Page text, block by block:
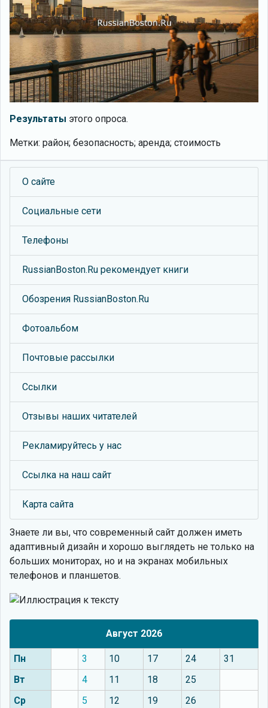
Результаты этого опроса.
Метки: район; безопасность; аренда; стоимость
О сайте
Социальные сети
Телефоны
RussianBoston.Ru рекомендует книги
Обозрения RussianBoston.Ru
Фотоальбом
Почтовые рассылки
Ссылки
Отзывы наших читателей
Рекламируйтесь у нас
Ссылка на наш сайт
Карта сайта
Знаете ли вы, что современный сайт должен иметь
адаптивный дизайн и хорошо выглядеть не только на
больших мониторах, но и на экранах мобильных
телефонов и планшетов.
Август 2026
Пн 3 10 17 24
31
Вт
4 11 18
25
Ср
5 12 19 26